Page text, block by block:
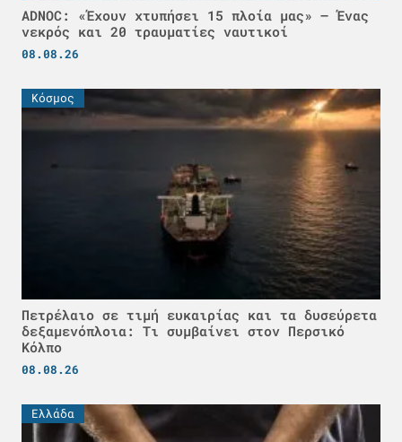
ADNOC: «Έχουν χτυπήσει 15 πλοία μας» – Ένας
νεκρός και 20 τραυματίες ναυτικοί
08.08.26
Κόσμος
Πετρέλαιο σε τιμή ευκαιρίας και τα δυσεύρετα
δεξαμενόπλοια: Τι συμβαίνει στον Περσικό
Κόλπο
08.08.26
Ελλάδα